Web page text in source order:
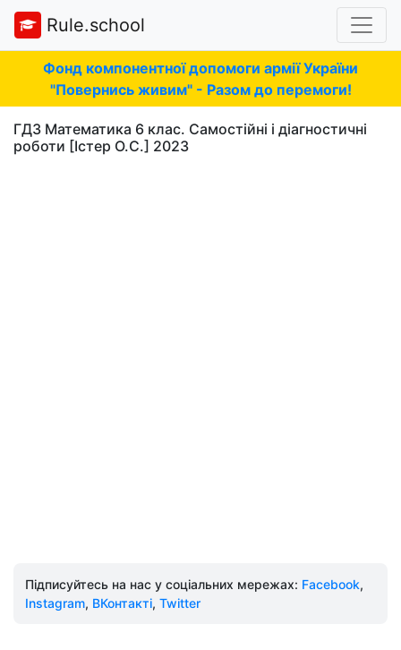
Rule.school
Фонд компонентної допомоги армії України
"Повернись живим" - Разом до перемоги!
ГДЗ Математика 6 клас. Самостійні і діагностичні
роботи [Істер О.С.] 2023
Підписуйтесь на нас у соціальних мережах: Facebook,
Instagram, ВКонтакті, Twitter